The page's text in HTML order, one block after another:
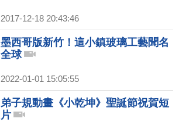
2017-12-18 20:43:46
墨西哥版新竹！這小鎮玻璃工藝聞名
全球
2022-01-01 15:05:55
弟子規動畫《小乾坤》聖誕節祝賀短
片